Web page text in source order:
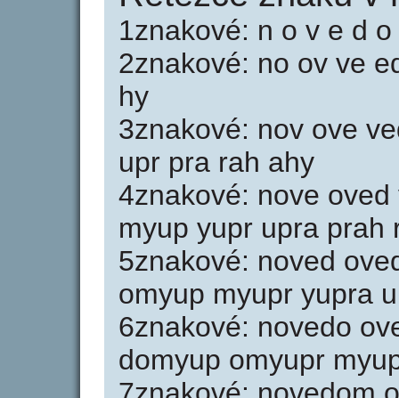
1znakové: n o v e d
2znakové: no ov ve
hy
3znakové: nov ove
upr pra rah ahy
4znakové: nove
myup yupr upra prah
5znakové: noved
omyup myupr yupra
6znakové: novedo
domyup omyupr